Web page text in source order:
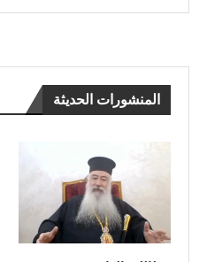
المنشورات الحديثة